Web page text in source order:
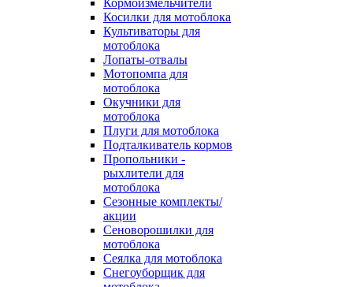
Кормоизмельчители
Косилки для мотоблока
Культиваторы для
мотоблока
Лопаты-отвалы
Мотопомпа для
мотоблока
Окучники для
мотоблока
Плуги для мотоблока
Подталкиватель кормов
Пропольники -
рыхлители для
мотоблока
Сезонные комплекты/
акции
Сеноворошилки для
мотоблока
Сеялка для мотоблока
Снегоуборщик для